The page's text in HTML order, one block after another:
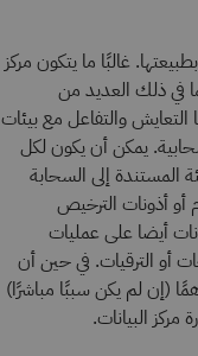
غالبًا ما يتكون مركز
في ذلك العديد من
التعايش والتفاعل مع بيئات
يمكن أن يكون لكل
المستندة إلى السحابة
أو أذونات الترخيص
أيضا على عمليات
أو الترقيات. في حين أن
(إن لم يكن سببًا مباشرًا)
البيانات.